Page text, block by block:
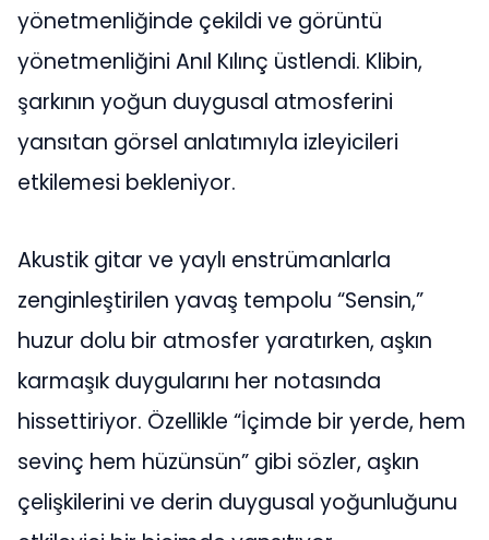
yönetmenliğinde çekildi ve görüntü
yönetmenliğini Anıl Kılınç üstlendi. Klibin,
şarkının yoğun duygusal atmosferini
yansıtan görsel anlatımıyla izleyicileri
etkilemesi bekleniyor.
Akustik gitar ve yaylı enstrümanlarla
zenginleştirilen yavaş tempolu “Sensin,”
huzur dolu bir atmosfer yaratırken, aşkın
karmaşık duygularını her notasında
hissettiriyor. Özellikle “İçimde bir yerde, hem
sevinç hem hüzünsün” gibi sözler, aşkın
çelişkilerini ve derin duygusal yoğunluğunu